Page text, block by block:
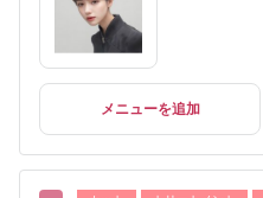
メニューを追加